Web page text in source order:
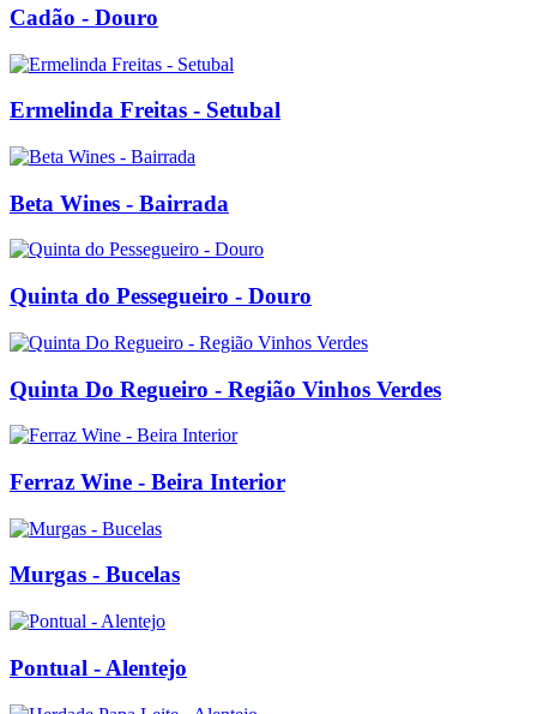
Cadão - Douro
Ermelinda Freitas - Setubal
Beta Wines - Bairrada
Quinta do Pessegueiro - Douro
Quinta Do Regueiro - Região Vinhos Verdes
Ferraz Wine - Beira Interior
Murgas - Bucelas
Pontual - Alentejo